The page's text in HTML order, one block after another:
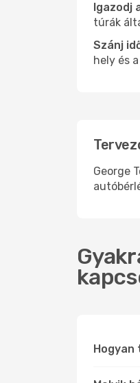
Igazodj
túrák
Szánj
hely és
George
Hogyan